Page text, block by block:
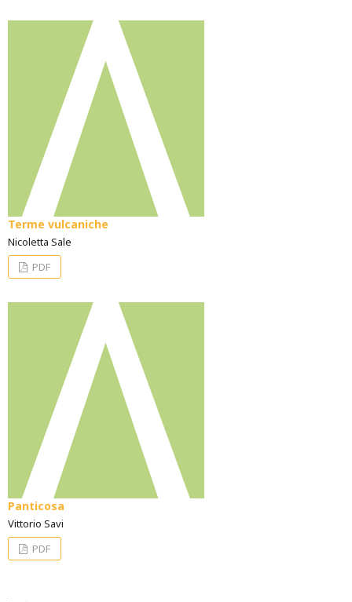
Terme vulcaniche
Nicoletta Sale
PDF
Panticosa
Vittorio Savi
PDF